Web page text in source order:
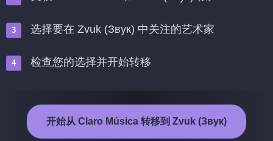
选择要在 Zvuk (Звук) 中关注的艺术家
检查您的选择并开始转移
开始从 Claro Música 转移到 Zvuk (Звук)